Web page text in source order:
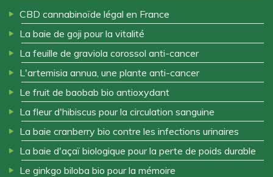
CBD cannabinoïde légal en France
La baie de goji pour la vitalité
La feuille de graviola corossol anti-cancer
L'artemisia annua, une plante anti-cancer
Le fruit de baobab bio antioxydant
La fleur d'hibiscus pour la circulation sanguine
La baie cranberry bio contre les infections urinaires
La baie d'açaï biologique pour la perte de poids durable
Le ginkgo biloba bio pour la mémoire